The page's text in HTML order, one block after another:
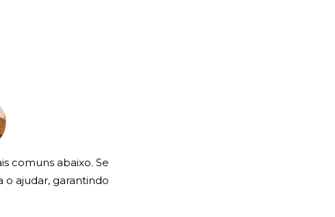
comuns abaixo. Se
o ajudar, garantindo